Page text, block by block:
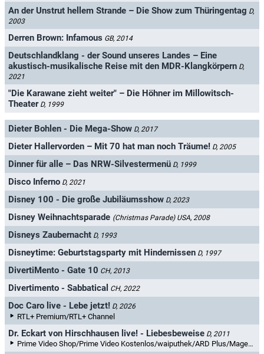
An der Unstrut hellem Strande – Die Show zum Thüringentag D,
2003
Derren Brown: Infamous GB, 2014
Deutschlandklang - der Sound unseres Landes – Eine
akustisch-musikalische Reise mit den MDR-Klangkörpern D,
2021
"Die Karawane zieht weiter" – Die Höhner im Millowitsch-
Theater D, 1999
Dieter Bohlen - Die Mega-Show D, 2017
Dieter Hallervorden – Mit 70 hat man noch Träume! D, 2005
Dinner für alle – Das NRW-Silvestermenü D, 1999
Disco Inferno D, 2021
Disney 100 - Die große Jubiläumsshow D, 2023
Disney Weihnachtsparade (Christmas Parade) USA, 2008
Disneys Zaubernacht D, 1993
Disneytime: Geburtstagsparty mit Hindernissen D, 1997
DivertiMento - Gate 10 CH, 2013
Divertimento - Sabbatical CH, 2022
Doc Caro live - Lebe jetzt! D, 2026
RTL+ Premium/RTL+ Channel
Dr. Eckart von Hirschhausen live! - Liebesbeweise D, 2011
Prime Video Shop/Prime Video Kostenlos/waiputhek/ARD Plus/MagentaTV+